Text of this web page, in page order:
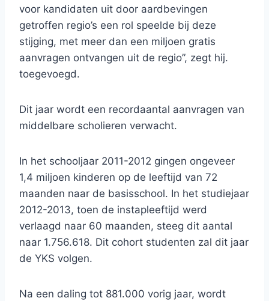
voor kandidaten uit door aardbevingen
getroffen regio’s een rol speelde bij deze
stijging, met meer dan een miljoen gratis
aanvragen ontvangen uit de regio”, zegt hij.
toegevoegd.
Dit jaar wordt een recordaantal aanvragen van
middelbare scholieren verwacht.
In het schooljaar 2011-2012 gingen ongeveer
1,4 miljoen kinderen op de leeftijd van 72
maanden naar de basisschool. In het studiejaar
2012-2013, toen de instapleeftijd werd
verlaagd naar 60 maanden, steeg dit aantal
naar 1.756.618. Dit cohort studenten zal dit jaar
de YKS volgen.
Na een daling tot 881.000 vorig jaar, wordt